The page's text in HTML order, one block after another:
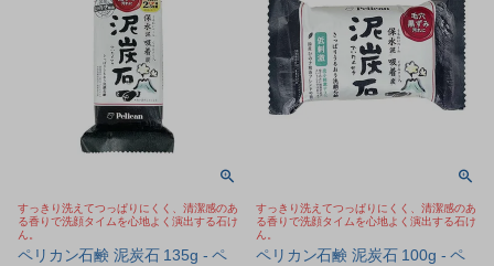
すっきり洗えてつっぱりにくく、清潔感のあ
る香りで洗顔タイムを心地よく演出する石け
ん。
ペリカン石鹸 泥炭石 135g - ペ
すっきり洗えてつっぱりにくく、清潔感のあ
る香りで洗顔タイムを心地よく演出する石け
ん。
ペリカン石鹸 泥炭石 100g - ペ